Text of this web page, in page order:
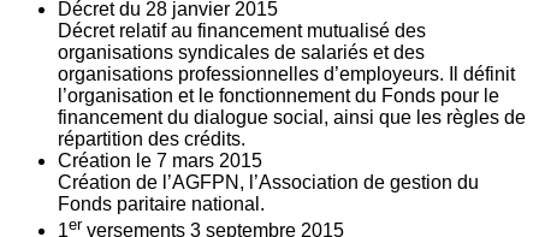
Décret du 28 janvier 2015
Décret relatif au financement mutualisé des
organisations syndicales de salariés et des
organisations professionnelles d’employeurs. Il définit
l’organisation et le fonctionnement du Fonds pour le
financement du dialogue social, ainsi que les règles de
répartition des crédits.
Création le 7 mars 2015
Création de l’AGFPN, l’Association de gestion du
Fonds paritaire national.
1er versements 3 septembre 2015